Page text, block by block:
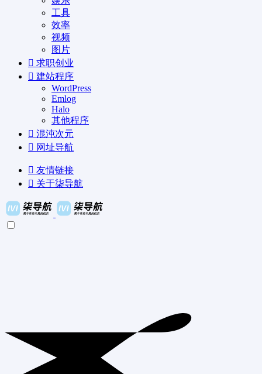
工具
效率
视频
图片
求职创业
建站程序
WordPress
Emlog
Halo
其他程序
混沌次元
网址导航
友情链接
关于柒导航